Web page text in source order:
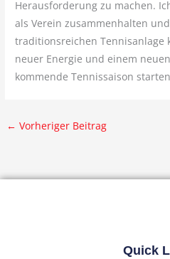
Herausforderung zu machen.
als Verein zusammenhalten
traditionsreichen Tennisanlage
neuer Energie und einem
kommende Tennissaison
← Vorheriger Beitrag
Quick